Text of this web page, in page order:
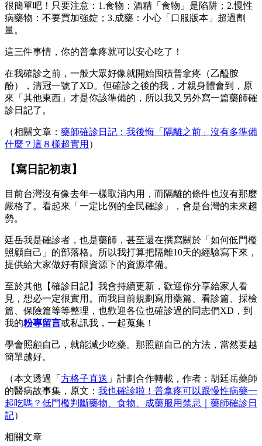
很簡單吧！只要注意：1.食物：酒精「食物」是陷阱；2.慢性
病藥物：不要買加強錠；3.成藥：小心「口服版本」超過劑
量。
這三件事情，你的普拿疼就可以安心吃了！
在我確診之前，一般大眾好像就開始囤積普拿疼（乙醯胺
酚），清冠一號了XD。但確診之後的我，才親身體會到，原
來「其他東西」才是你該準備的，所以我又另外寫一篇藥師確
診日記了。
（相關文章： 藥師確診日記：我後悔「隔離之前」沒有多準備
什麼？這８樣超實用 ）
【寫日記初衷】
目前台灣沒有像去年一樣取消內用，而隔離的條件也沒有那麼
嚴格了。看起來「一定比例的全民確診」，會是台灣的未來趨
勢。
廷岳我是確診者，也是藥師，甚至還在撰寫關於「如何低門檻
照顧自己」的部落格。所以我打算把隔離10天的經驗寫下來，
提供給大家做好有限資源下的資源準備。
至於其他【確診日記】我會持續更新，歡迎你分享給家人看
見，想必一定很實用。而我目前規劃寫用藥篇、看診篇、採檢
篇、保險篇等等整理，也歡迎各位也確診過的同志們XD，到
我的粉專留言或私訊我，一起蒐集！
學會照顧自己，就能減少吃藥。那照顧自己的方法，當然要越
簡單越好。
（本文透過「 方格子直送 」計劃合作轉載，作者：胡廷岳藥師
的醫病故事集，原文： 我也確診啦！普拿疼可以跟慢性病藥一
起吃嗎？低門檻判斷藥物、食物、成藥服用禁忌｜藥師確診日
記）
相關文章